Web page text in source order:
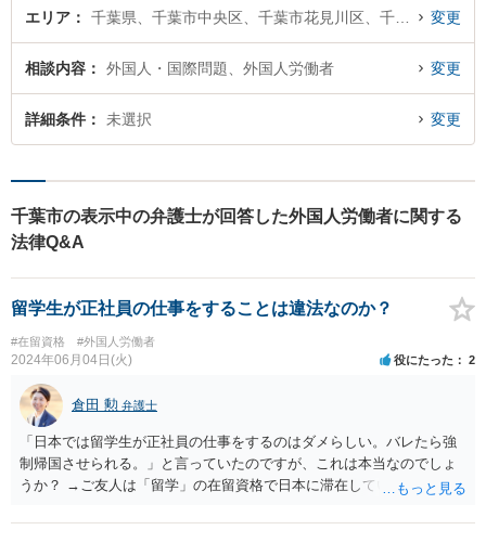
エリア 変更
相談内容 外国人・国際問題、外国人労働者 変更
詳細条件 未選択 変更
千葉市の表示中の弁護士が回答した外国人労働者に関する
法律Q&A
留学生が正社員の仕事をすることは違法なのか？
#在留資格 #外国人労働者
2024年06月04日(火) 役にたった 2
倉田 勲 弁護士
「日本では留学生が正社員の仕事をするのはダメらしい。バレたら強
制帰国させられる。」と言っていたのですが、これは本当なのでしょ
うか？ →ご友人は「留学」の在留資格で日本に滞在していると思いま
の就労をするにしても「資格外活動許可」が必要です。なおそれ以上